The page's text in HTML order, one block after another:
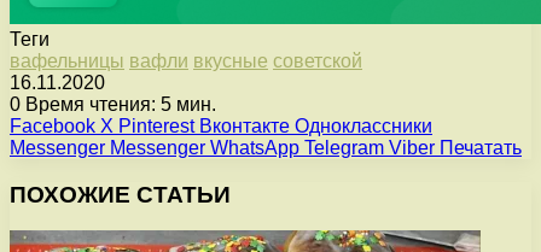
Теги
вафельницы вафли вкусные советской
16.11.2020
0 Время чтения: 5 мин.
Facebook X Pinterest Вконтакте Одноклассники
Messenger Messenger WhatsApp Telegram Viber Печатать
ПОХОЖИЕ СТАТЬИ